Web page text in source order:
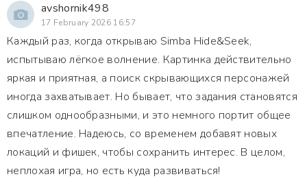
avshornik498
17 February 2026 16:57
Каждый раз, когда открываю Simba Hide&Seek,
испытываю лёгкое волнение. Картинка действительно
яркая и приятная, а поиск скрывающихся персонажей
иногда захватывает. Но бывает, что задания становятся
слишком однообразными, и это немного портит общее
впечатление. Надеюсь, со временем добавят новых
локаций и фишек, чтобы сохранить интерес. В целом,
неплохая игра, но есть куда развиваться!